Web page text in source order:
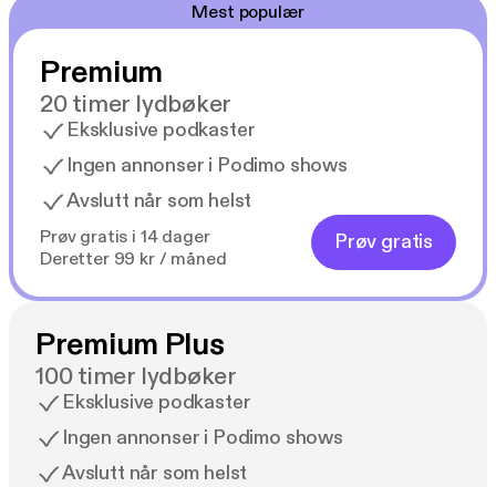
Mest populær
Premium
20 timer lydbøker
Eksklusive podkaster
Ingen annonser i Podimo shows
Avslutt når som helst
Prøv gratis i 14 dager
Deretter 99 kr / måned
Prøv gratis
Premium Plus
100 timer lydbøker
Eksklusive podkaster
Ingen annonser i Podimo shows
Avslutt når som helst